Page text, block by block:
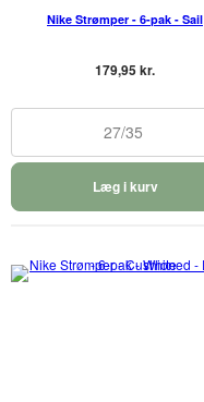
Nike Strømper - 6-pak - Sail
179,95 kr.
27/35
Læg i kurv